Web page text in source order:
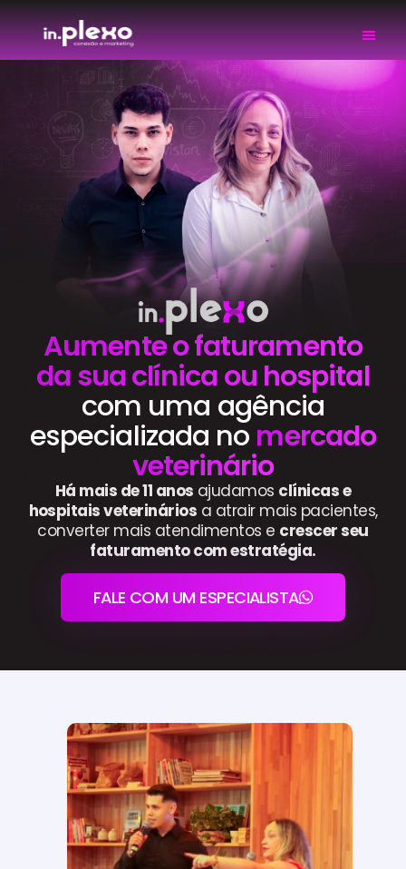
Aumente o faturamento
da sua clínica ou hospital
com uma agência
especializada no mercado
veterinário
Há mais de 11 anos ajudamos clínicas e
hospitais veterinários a atrair mais pacientes,
converter mais atendimentos e crescer seu
faturamento com estratégia.
FALE COM UM ESPECIALISTA